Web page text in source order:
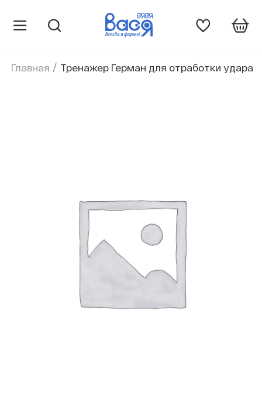
Главная / Тренажер Герман для отработки удара